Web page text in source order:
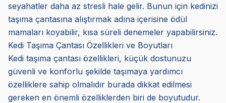
seyahatler daha az stresli hale gelir. Bunun için kedinizi
taşıma çantasına alıştırmak adına içerisine ödül
mamaları koyabilir, kısa süreli denemeler yapabilirsiniz.
Kedi Taşıma Çantası Özellikleri ve Boyutları
Kedi taşıma çantası özellikleri, küçük dostunuzu
güvenli ve konforlu şekilde taşımaya yardımcı
özelliklere sahip olmalıdır burada dikkat edilmesi
gereken en önemli özelliklerden biri de boyutudur.